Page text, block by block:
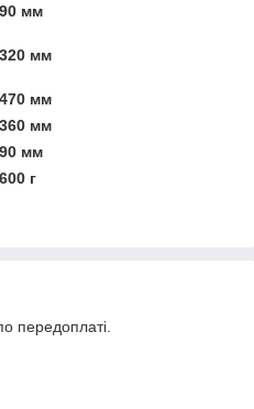
90 мм
320 мм
470 мм
360 мм
90 мм
600 г
передоплаті.